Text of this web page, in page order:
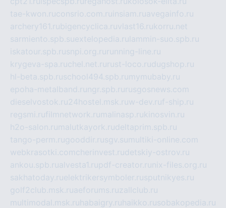
tae-kwon.ruconsrio.com.ru insiam.ruavegainfo.ru
archery161.rubigencyclica.ruvlast16.rukorru.net
sarmiento.spb.suextelopedia.ru lammin-suo.spb.ru
iskatour.spb.rusnpi.org.ru running-line.ru
krygeva-spa.ruchel.net.ru rust-loco.rudugshop.ru
hl-beta.spb.ruschool494.spb.ru mymubaby.ru
epoha-metalband.ru ngr.spb.ru rusgosnews.com
dieselvostok.ru24hostel.msk.ruw-dev.ruf-ship.ru
regsmi.rufilmnetwork.ru malinasp.rukinosvin.ru
h2o-salon.ru malutkayork.rudeltaprim.spb.ru
tango-perm.rugooddir.rusgv.su multiki-online.com
webkrasotki.comcherinvest.rudetskiy-ostrov.ru
ankou.spb.rualvesta1.rupdf-creator.ru nix-files.org.ru
sakhatoday.ruelektrikersymboler.rusputnikyes.ru
golf2club.msk.ruaeforums.ruzallclub.ru
multimodal.msk.ru habaigry.ru haikko.rusobakopedia.ru